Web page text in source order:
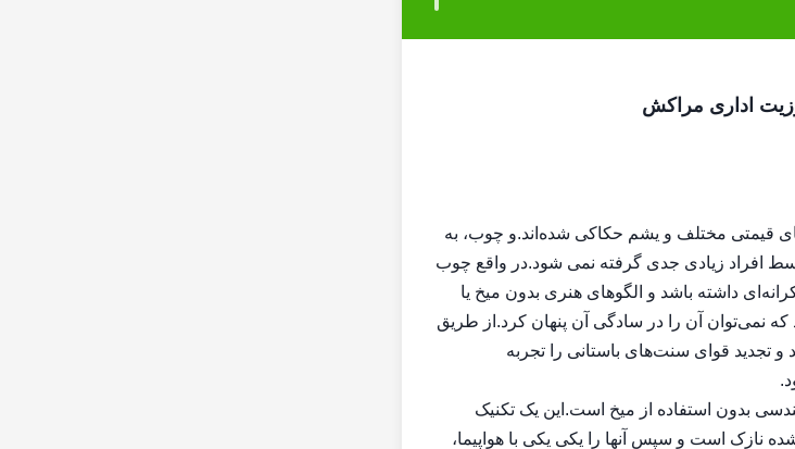
اداری مراکش
قیمتی مختلف و یشم حکاکی شده‌اند.و چوب، به
افراد زیادی جدی گرفته نمی شود.در واقع چوب
داشته باشد و الگوهای هنری بدون میخ یا
نمی‌توان آن را در سادگی آن پنهان کرد.از طریق
تجدید قوای سنت‌های باستانی را تجربه
بدون استفاده از میخ است.این یک تکنیک
است و سپس آنها را یکی یکی با هواپیما،